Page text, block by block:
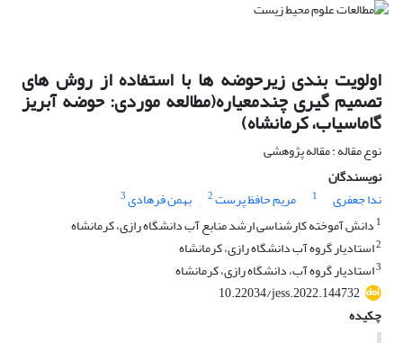
اولویت بندی زیرحوضه ها با استفاده از روش های
تصمیم گیری چندمعیاره(مطالعه موردی: حوضه آبریز
گاماسیاب، کرمانشاه)
نوع مقاله : مقاله پژوهشی
نویسندگان
ندا جعفری
1 مریم حافظ پرست2 بهمن فرهادی3
1 دانش آموخته کارشناسی ارشد منابع آب دانشگاه رازی، کرمانشاه
2استادیار گروه آب دانشگاه رازی، کرمانشاه
3استادیار گروه آب، دانشگاه رازی، کرمانشاه
10.22034/jess.2022.144732
چکیده